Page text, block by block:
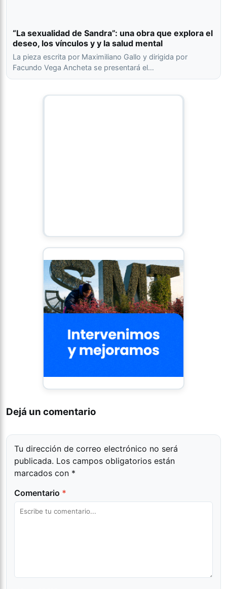
“La sexualidad de Sandra”: una obra que explora el
deseo, los vínculos y y la salud mental
La pieza escrita por Maximiliano Gallo y dirigida por
Facundo Vega Ancheta se presentará el…
Dejá un comentario
Tu dirección de correo electrónico no será
publicada. Los campos obligatorios están
marcados con *
Comentario *